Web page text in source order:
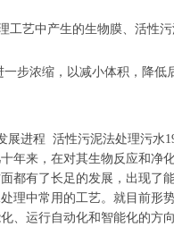
工艺中产生的生物膜、活性污
步浓缩，以减小体积，降低
展进程 活性污泥法处理污水
年来，在对其生物反应和净
都有了长足的发展，出现了
理中常用的工艺。就目前形
、运行自动化和智能化的方向